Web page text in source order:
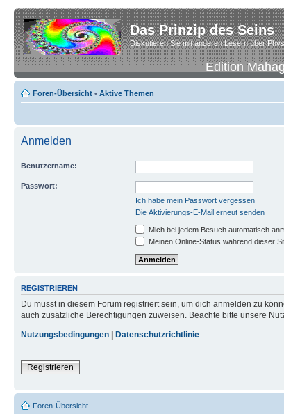
Das Prinzip des Seins
Diskutieren Sie mit anderen Lesern über
Edition
Foren-Übersicht • Aktive Themen
Anmelden
Benutzername:
Passwort:
Ich habe mein Passwort vergessen
Die Aktivierungs-E-Mail erneut senden
Mich bei jedem Besuch automatisch
Meinen Online-Status während dieser
REGISTRIEREN
Du musst in diesem Forum registriert sein, um dich anmelden zu
auch zusätzliche Berechtigungen zuweisen. Beachte bitte unsere
Nutzungsbedingungen
Datenschutzrichtlinie
Registrieren
Foren-Übersicht